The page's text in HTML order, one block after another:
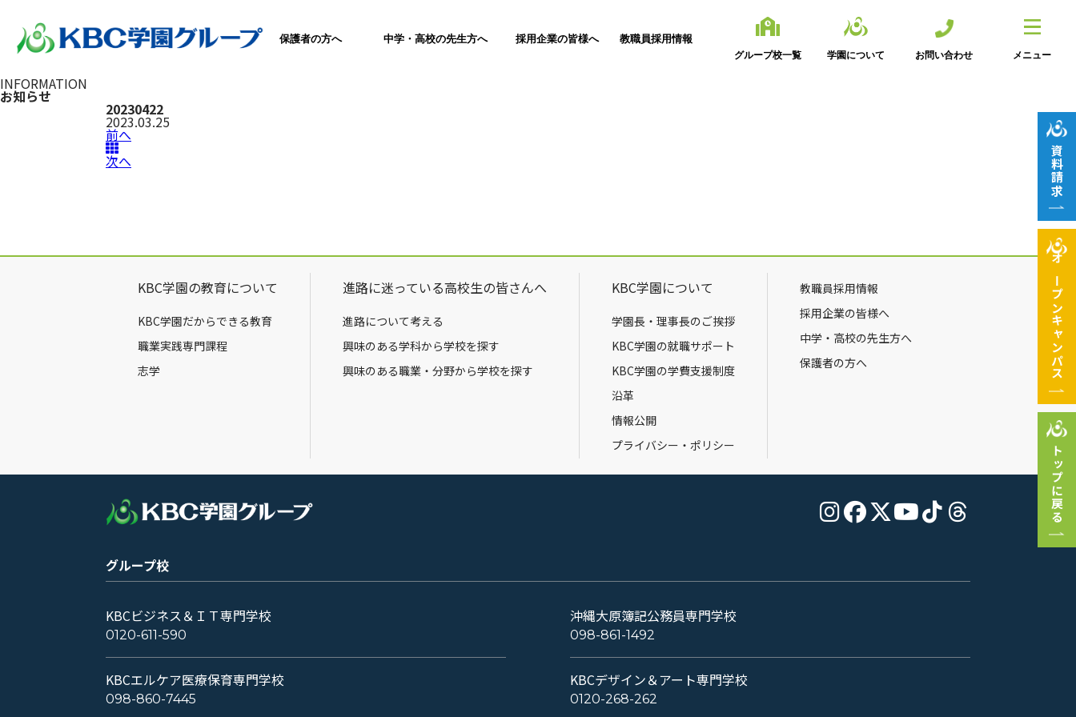
保護者の方へ 中学・高校の先生方へ 採用企業の皆様へ 教職員採用情報
グループ校一覧 学園について お問い合わせ メニュー
INFORMATION
お知らせ
20230422
2023.03.25
前へ
次へ
KBC学園の教育について
KBC学園だからできる教育
職業実践専門課程
志学
進路に迷っている高校生の皆さんへ
進路について考える
興味のある学科から学校を探す
興味のある職業・分野から学校を探す
KBC学園について
学園長・理事長のご挨拶
KBC学園の就職サポート
KBC学園の学費支援制度
沿革
情報公開
プライバシー・ポリシー
教職員採用情報
採用企業の皆様へ
中学・高校の先生方へ
保護者の方へ
グループ校
KBCビジネス＆ＩＴ専門学校
0120-611-590
沖縄大原簿記公務員専門学校
098-861-1492
KBCエルケア医療保育専門学校
098-860-7445
KBCデザイン＆アート専門学校
0120-268-262
資料請求
オープン
キャンパス
トップに戻る